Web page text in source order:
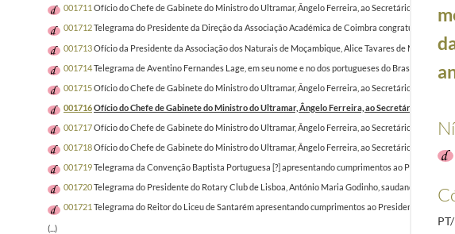
001711 Ofício do Chefe de Gabinete do Ministro do Ultramar, Ângelo Ferreira, ao Secretário da
001712Telegrama do Presidente da Direção da Associação Académica de Coimbra congratulando-se
001713Ofício da Presidente da Associação dos Naturais de Moçambique, Alice Tavares de Moura,
001714Telegrama de Aventino Fernandes Lage, em seu nome e no dos portugueses do Brasil,
001715Ofício do Chefe de Gabinete do Ministro do Ultramar, Ângelo Ferreira, ao Secretário da
001716Ofício do Chefe de Gabinete do Ministro do Ultramar, Ângelo Ferreira, ao Secretário da
001717Ofício do Chefe de Gabinete do Ministro do Ultramar, Ângelo Ferreira, ao Secretário da
001718Ofício do Chefe de Gabinete do Ministro do Ultramar, Ângelo Ferreira, ao Secretário da
001719Telegrama da Convenção Baptista Portuguesa [?] apresentando cumprimentos ao Presidente
001720Telegrama do Presidente do Rotary Club de Lisboa, António Maria Godinho, saudando o
001721 Telegrama do Reitor do Liceu de Santarém apresentando cumprimentos ao Presidente da
(...)